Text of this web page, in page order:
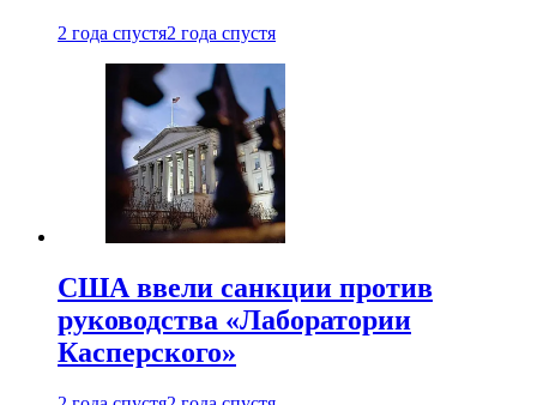
2 года спустя2 года спустя
США ввели санкции против
руководства «Лаборатории
Касперского»